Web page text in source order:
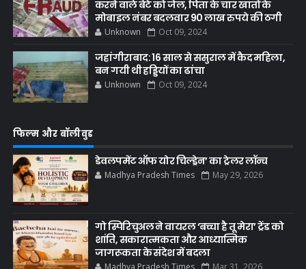
करने वाले बेटे को जेल, पिता के चार खातों के
मोबाइल नंबर बदलवार 90 लाख रुपये की ठगी
Unknown Oct 09, 2024
जहांगीराबाद: 16 साल से ससुराल में कैद महिला,
बन गयी थी हड्डियों का ढांचा
Unknown Oct 09, 2024
फिल्म और बॉलीवुड
डेवलपमेंट ऑफ योर चिल्ड्रेन’ का ट्रेलर लॉन्च
Madhya Pradesh Times May 29, 2026
गो स्पिरिचुअल ने वायरल ‘बच्चा है तू मेरा’ ट्रेंड को
शांति, सकारात्मकता और आध्यात्मिक
जागरूकता के संदेश में बदला